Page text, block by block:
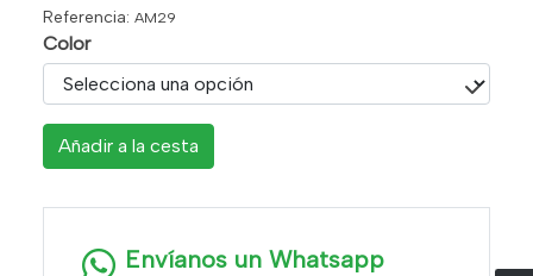
Referencia: AM29
Color
Añadir a la cesta
Envíanos un Whatsapp